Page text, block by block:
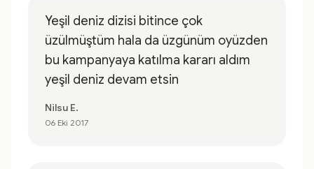
Yeşil deniz dizisi bitince çok
üzülmüştüm hala da üzgünüm oyüzden
bu kampanyaya katılma kararı aldım
yeşil deniz devam etsin
Nilsu E.
06 Eki 2017